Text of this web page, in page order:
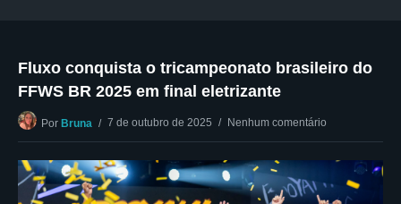
Fluxo conquista o tricampeonato brasileiro do
FFWS BR 2025 em final eletrizante
Por Bruna 7 de outubro de 2025 Nenhum comentário